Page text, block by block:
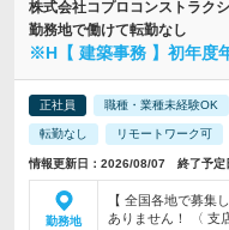
株式会社コプロコンストラク
勤務地で働けて転勤なし
※H【 建築事務 】初年度
正社員 職種・業種未経験OK
転勤なし リモートワーク可
情報更新日：2026/08/07 終了予定
勤務地
【 全国各地で募集
ありません！ 〈 支